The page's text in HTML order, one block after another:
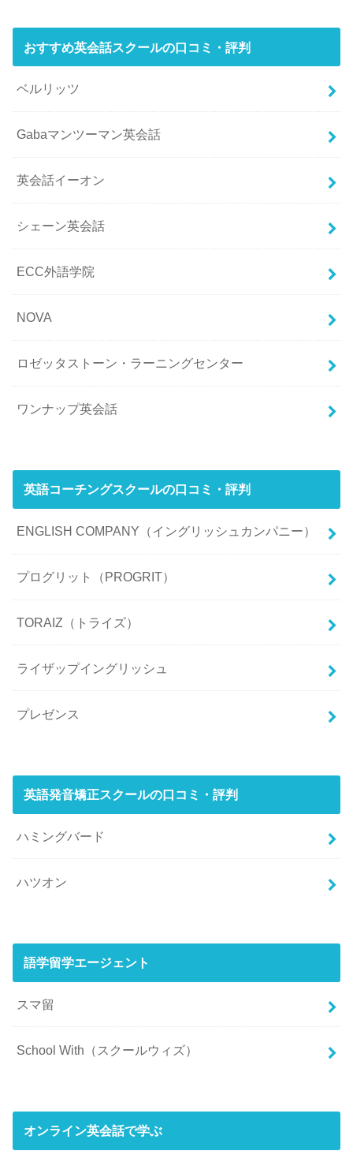
おすすめ英会話スクールの口コミ・評判
ベルリッツ
Gabaマンツーマン英会話
英会話イーオン
シェーン英会話
ECC外語学院
NOVA
ロゼッタストーン・ラーニングセンター
ワンナップ英会話
英語コーチングスクールの口コミ・評判
ENGLISH COMPANY（イングリッシュカンパニー）
プログリット（PROGRIT）
TORAIZ（トライズ）
ライザップイングリッシュ
プレゼンス
英語発音矯正スクールの口コミ・評判
ハミングバード
ハツオン
語学留学エージェント
スマ留
School With（スクールウィズ）
オンライン英会話で学ぶ